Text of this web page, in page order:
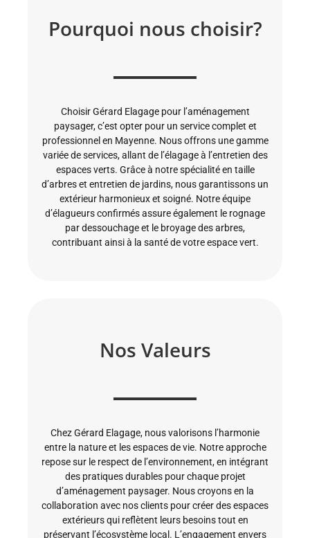
Pourquoi nous choisir?
Choisir Gérard Elagage pour l’aménagement
paysager, c’est opter pour un service complet et
professionnel en Mayenne. Nous offrons une gamme
variée de services, allant de l’élagage à l’entretien des
espaces verts. Grâce à notre spécialité en taille
d’arbres et entretien de jardins, nous garantissons un
extérieur harmonieux et soigné. Notre équipe
d’élagueurs confirmés assure également le rognage
par dessouchage et le broyage des arbres,
contribuant ainsi à la santé de votre espace vert.
Nos Valeurs
Chez Gérard Elagage, nous valorisons l’harmonie
entre la nature et les espaces de vie. Notre approche
repose sur le respect de l’environnement, en intégrant
des pratiques durables pour chaque projet
d’aménagement paysager. Nous croyons en la
collaboration avec nos clients pour créer des espaces
extérieurs qui reflètent leurs besoins tout en
préservant l’écosystème local. L’engagement envers